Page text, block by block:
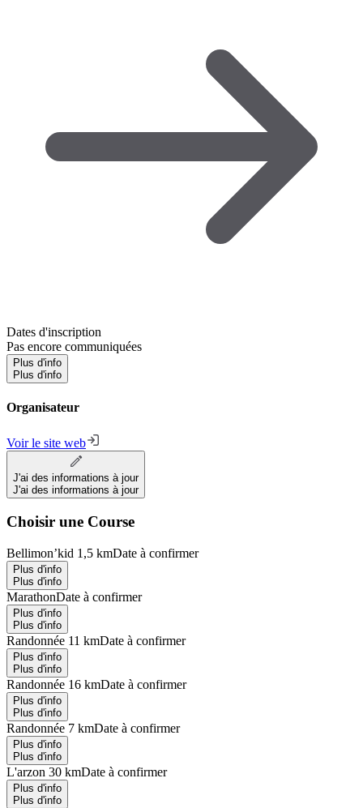
Dates d'inscription
Pas encore communiquées
Plus d'info
Plus d'info
Organisateur
Voir le site web
J'ai des informations à jour
J'ai des informations à jour
Choisir une Course
Bellimon’kid 1,5 kmDate à confirmer
Plus d'info
Plus d'info
MarathonDate à confirmer
Plus d'info
Plus d'info
Randonnée 11 kmDate à confirmer
Plus d'info
Plus d'info
Randonnée 16 kmDate à confirmer
Plus d'info
Plus d'info
Randonnée 7 kmDate à confirmer
Plus d'info
Plus d'info
L'arzon 30 kmDate à confirmer
Plus d'info
Plus d'info